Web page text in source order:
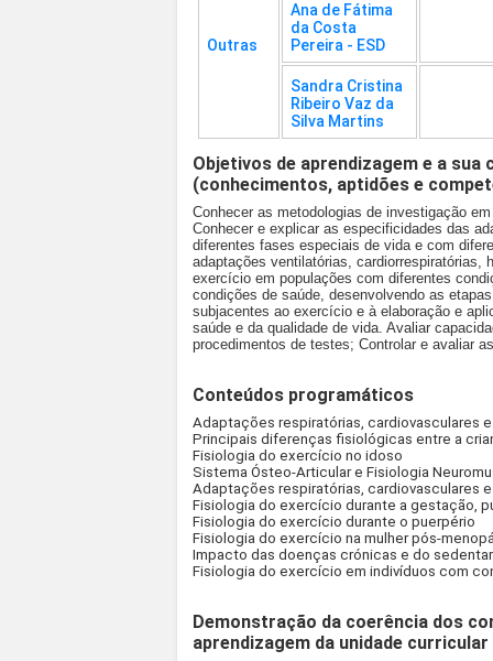
Outras
Ana de Fátima
da Costa
Pereira - ESD
Sandra Cristina
Ribeiro Vaz da
Silva Martins
Objetivos de aprendizagem e a
(conhecimentos, aptidões e
Conhecer as metodologias de investigação
Conhecer e explicar as especificidades das
diferentes fases especiais de vida e com
adaptações ventilatórias, cardiorrespiratórias,
exercício em populações com diferentes
condições de saúde, desenvolvendo as
subjacentes ao exercício e à elaboração e
saúde e da qualidade de vida. Avaliar
procedimentos de testes; Controlar e avaliar
Conteúdos programáticos
Adaptações respiratórias, cardiovasculares
Principais diferenças fisiológicas entre a
Fisiologia do exercício no idoso
Sistema Ósteo-Articular e Fisiologia
Adaptações respiratórias, cardiovasculares
Fisiologia do exercício durante a gestação,
Fisiologia do exercício durante o puerpério
Fisiologia do exercício na mulher pós-
Impacto das doenças crónicas e do
Fisiologia do exercício em indivíduos com
Demonstração da coerência dos
aprendizagem da unidade curricular